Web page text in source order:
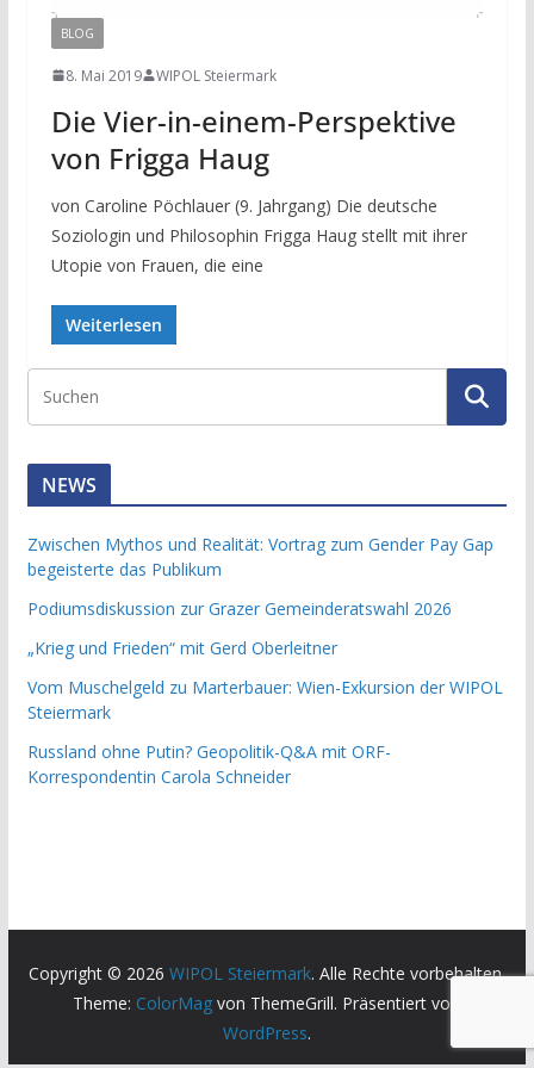
BLOG
8. Mai 2019 WIPOL Steiermark
Die Vier-in-einem-Perspektive
von Frigga Haug
von Caroline Pöchlauer (9. Jahrgang) Die deutsche
Soziologin und Philosophin Frigga Haug stellt mit ihrer
Utopie von Frauen, die eine
Weiterlesen
NEWS
Zwischen Mythos und Realität: Vortrag zum Gender Pay Gap
begeisterte das Publikum
Podiumsdiskussion zur Grazer Gemeinderatswahl 2026
„Krieg und Frieden“ mit Gerd Oberleitner
Vom Muschelgeld zu Marterbauer: Wien-Exkursion der WIPOL
Steiermark
Russland ohne Putin? Geopolitik-Q&A mit ORF-
Korrespondentin Carola Schneider
Copyright © 2026 WIPOL Steiermark. Alle Rechte vorbehalten.
Theme: ColorMag von ThemeGrill. Präsentiert von
WordPress.